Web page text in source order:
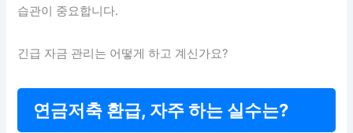
습관이 중요합니다.
긴급 자금 관리는 어떻게 하고 계신가요?
연금저축 환급, 자주 하는 실수는?